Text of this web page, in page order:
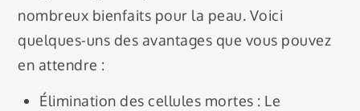
nombreux bienfaits pour la peau. Voici
quelques-uns des avantages que vous pouvez
en attendre :
Élimination des cellules mortes : Le